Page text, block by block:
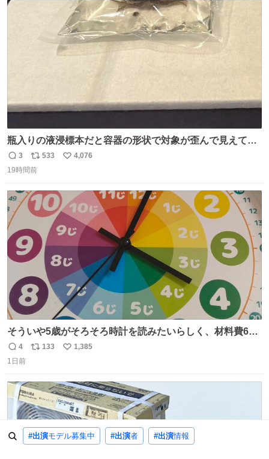
#出演モデル募集中 #出演者 #出演情報
ギーのだよ」というこれ、素朴な焼菓子に見えてナポレオ
ン戦争の歴史があった。
数
瓶入りの液浸標本だと容器の形状で対象が歪んで見えてし
まうことから、なるべく歪みがない状態で観察しやすいよ
うにこのような形で保存していると前に科博の先生から教
返
信
3
リ
ポ
ト
数
533
い
数
4,076
19時間前
そういや5歳がそろそろ時計を読みたいらしく、材料費600
円で作れる知育時計作ってみた！ めっちゃ簡単！ ありがと
う先人！
返
信
4
リ
ト
数
133
い
数
1,385
1日前